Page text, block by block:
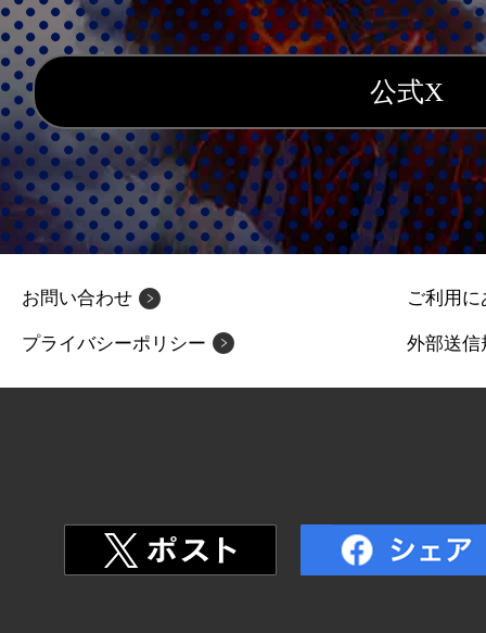
公式X
お問い合わせ ご利用
プライバシーポリシー 外部送信